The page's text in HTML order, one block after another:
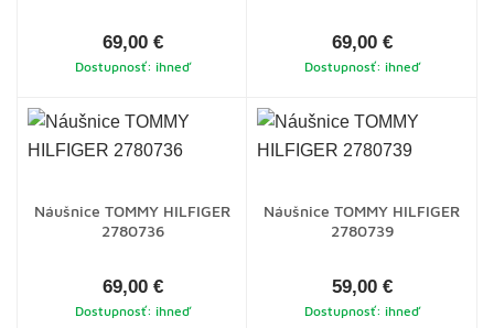
69,00 €
Dostupnosť: ihneď
69,00 €
Dostupnosť: ihneď
Náušnice TOMMY HILFIGER
2780736
69,00 €
Dostupnosť: ihneď
Náušnice TOMMY HILFIGER
2780739
59,00 €
Dostupnosť: ihneď